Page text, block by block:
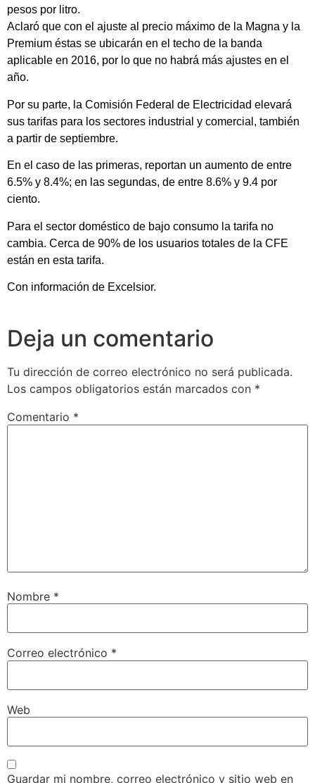
pesos por litro.
Aclaró que con el ajuste al precio máximo de la Magna y la
Premium éstas se ubicarán en el techo de la banda
aplicable en 2016, por lo que no habrá más ajustes en el
año.
Por su parte, la Comisión Federal de Electricidad elevará
sus tarifas para los sectores industrial y comercial, también
a partir de septiembre.
En el caso de las primeras, reportan un aumento de entre
6.5% y 8.4%; en las segundas, de entre 8.6% y 9.4 por
ciento.
Para el sector doméstico de bajo consumo la tarifa no
cambia. Cerca de 90% de los usuarios totales de la CFE
están en esta tarifa.
Con información de Excelsior.
Deja un comentario
Tu dirección de correo electrónico no será publicada.
Los campos obligatorios están marcados con *
Comentario *
Nombre *
Correo electrónico *
Web
Guardar mi nombre, correo electrónico y sitio web en